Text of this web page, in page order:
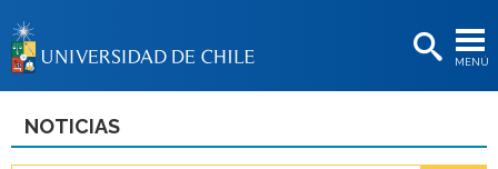
MENÚ
BIBLIOTECAS
NOTICIAS